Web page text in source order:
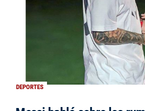
DEPORTES